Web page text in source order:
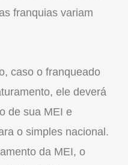
franquias variam
caso o franqueado
ele deverá
de sua MEI e
o simples nacional.
da MEI, o